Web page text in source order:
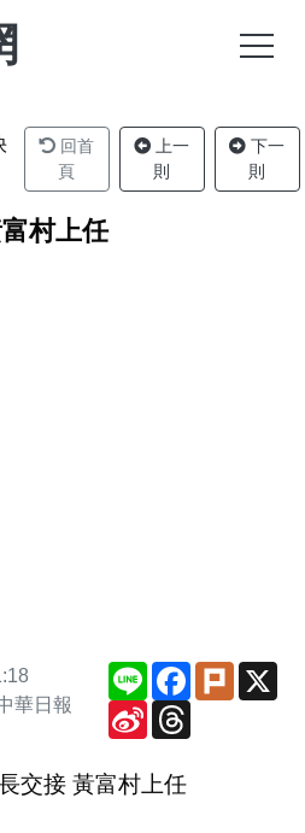
回首
頁
上一
則
下一
則
村上任
華日報
Line Facebook
Plurk
Sina
Weibo
交接 黃富村上任